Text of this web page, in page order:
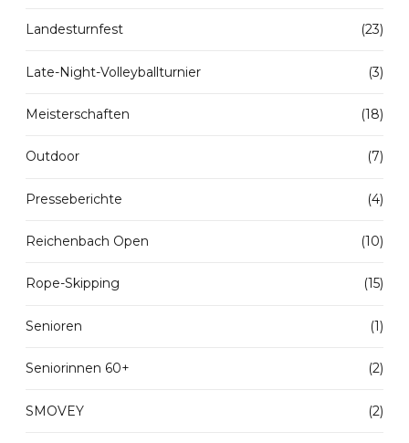
Landesturnfest (23)
Late-Night-Volleyballturnier (3)
Meisterschaften (18)
Outdoor (7)
Presseberichte (4)
Reichenbach Open (10)
Rope-Skipping (15)
Senioren (1)
Seniorinnen 60+ (2)
SMOVEY (2)